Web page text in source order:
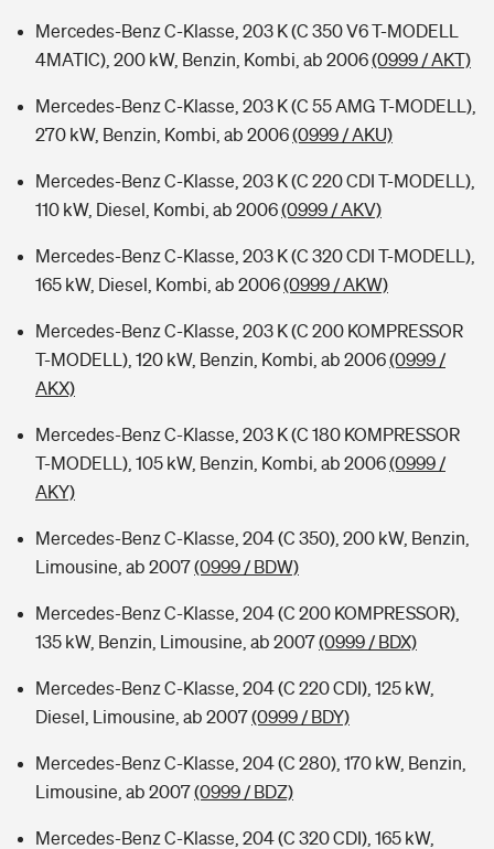
Mercedes-Benz C-Klasse, 203 K (C 350 V6 T-MODELL
4MATIC), 200 kW, Benzin, Kombi, ab 2006(0999 / AKT)
Mercedes-Benz C-Klasse, 203 K (C 55 AMG T-MODELL),
270 kW, Benzin, Kombi, ab 2006(0999 / AKU)
Mercedes-Benz C-Klasse, 203 K (C 220 CDI T-MODELL),
110 kW, Diesel, Kombi, ab 2006(0999 / AKV)
Mercedes-Benz C-Klasse, 203 K (C 320 CDI T-MODELL),
165 kW, Diesel, Kombi, ab 2006(0999 / AKW)
Mercedes-Benz C-Klasse, 203 K (C 200 KOMPRESSOR
T-MODELL), 120 kW, Benzin, Kombi, ab 2006(0999 /
AKX)
Mercedes-Benz C-Klasse, 203 K (C 180 KOMPRESSOR
T-MODELL), 105 kW, Benzin, Kombi, ab 2006(0999 /
AKY)
Mercedes-Benz C-Klasse, 204 (C 350), 200 kW, Benzin,
Limousine, ab 2007(0999 / BDW)
Mercedes-Benz C-Klasse, 204 (C 200 KOMPRESSOR),
135 kW, Benzin, Limousine, ab 2007(0999 / BDX)
Mercedes-Benz C-Klasse, 204 (C 220 CDI), 125 kW,
Diesel, Limousine, ab 2007(0999 / BDY)
Mercedes-Benz C-Klasse, 204 (C 280), 170 kW, Benzin,
Limousine, ab 2007(0999 / BDZ)
Mercedes-Benz C-Klasse, 204 (C 320 CDI), 165 kW,